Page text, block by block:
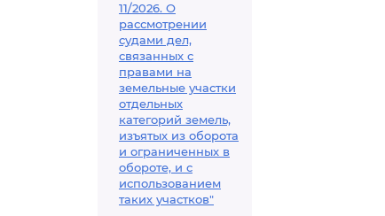
11/2026. О
рассмотрении
судами дел,
связанных с
правами на
земельные участки
отдельных
категорий земель,
изъятых из оборота
и ограниченных в
обороте, и с
использованием
таких участков"